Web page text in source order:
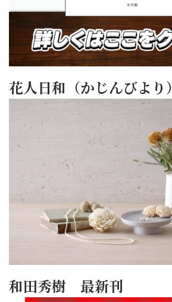
花人日和（かじんびより）
和田秀樹 最新刊